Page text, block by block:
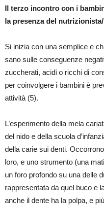
Il terzo incontro con i
la presenza del
Si inizia con una semplice e
sano sulle conseguenze
zuccherati, acidi o ricchi di
per coinvolgere i bambini è
attività (5).
L’esperimento della mela
del nido e della scuola
della carie sui denti.
loro, e uno strumento (una
un foro profondo su una delle
rappresentata da quel buco e
anche il dente ha la polpa, e